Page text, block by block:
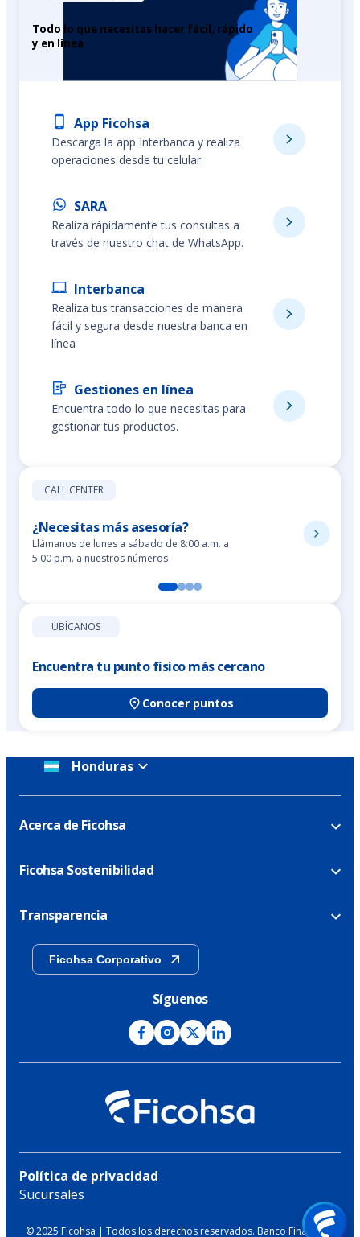
Todo lo que necesitas hacer fácil, rápido
y en línea
App Ficohsa
Descarga la app Interbanca y realiza
operaciones desde tu celular.
SARA
Realiza rápidamente tus consultas a
través de nuestro chat de WhatsApp.
Interbanca
Realiza tus transacciones de manera
fácil y segura desde nuestra banca en
línea
Gestiones en línea
Encuentra todo lo que necesitas para
gestionar tus productos.
CALL CENTER
¿Necesitas más asesoría?
Llámanos de lunes a sábado de 8:00 a.m. a
5:00 p.m. a nuestros números
UBÍCANOS
Encuentra tu punto físico más cercano
Conocer puntos
Honduras
Acerca de Ficohsa
Ficohsa Sostenibilidad
Transparencia
Ficohsa Corporativo
Síguenos
Política de privacidad
Sucursales
© 2025 Ficohsa | Todos los derechos reservados. Banco Financiera